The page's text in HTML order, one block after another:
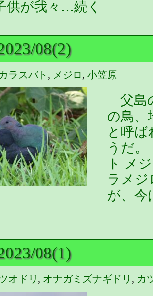
供が我々…続く
08(2)
ラスバト , メジロ, 小笠原
父島
の鳥、
と呼
うだ
ト メ
ラメ
が、今
08(1)
オドリ , オナガミズナギドリ , カ